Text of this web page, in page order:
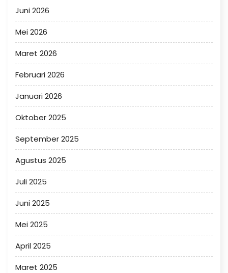
Juni 2026
Mei 2026
Maret 2026
Februari 2026
Januari 2026
Oktober 2025
September 2025
Agustus 2025
Juli 2025
Juni 2025
Mei 2025
April 2025
Maret 2025